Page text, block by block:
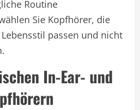
Routine
Sie Kopfhörer, die
passen und nicht
In-Ear- und